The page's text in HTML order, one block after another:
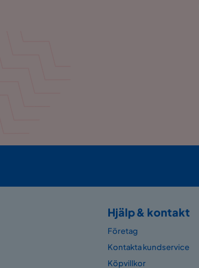
Hjälp & kontakt
Företag
Kontakta kundservice
Köpvillkor